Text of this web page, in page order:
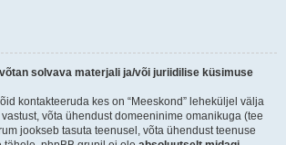
solvava materjali ja/või juriidilise küsimuse
kontakteeruda kes on “Meeskond” leheküljel välja
võta ühendust domeeninime omanikuga (tee
jookseb tasuta teenusel, võta ühendust teenuse